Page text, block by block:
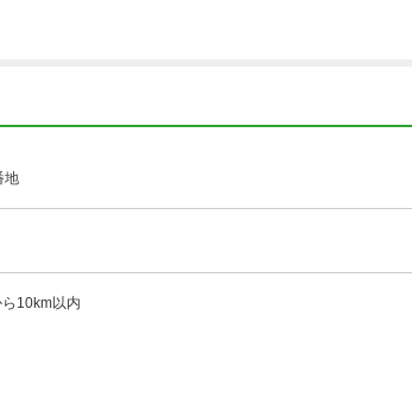
地
10km以内